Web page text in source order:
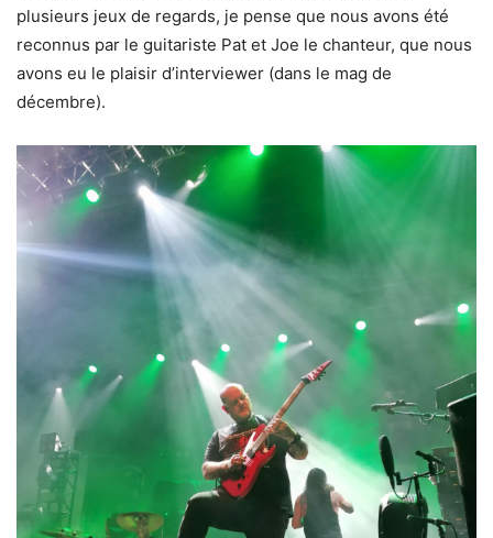
plusieurs jeux de regards, je pense que nous avons été
reconnus par le guitariste Pat et Joe le chanteur, que nous
avons eu le plaisir d’interviewer (dans le mag de
décembre).